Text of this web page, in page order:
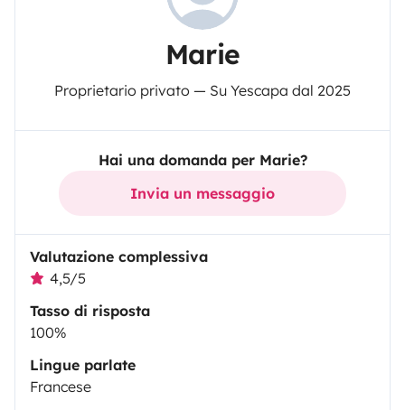
Marie
Proprietario privato — Su Yescapa dal 2025
Hai una domanda per Marie?
Invia un messaggio
Valutazione complessiva
4,5/5
Tasso di risposta
100%
Lingue parlate
Francese